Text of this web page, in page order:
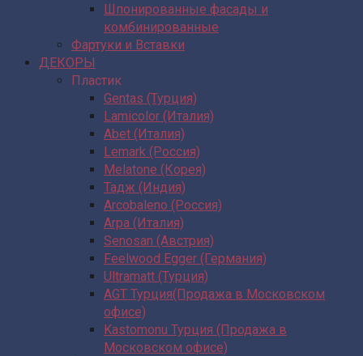
Шпонированные фасады и
комбинированные
Фартуки и Вставки
ДЕКОРЫ
Пластик
Gentas (Турция)
Lamicolor (Италия)
Abet (Италия)
Lemark (Россия)
Melatone (Корея)
Тадж (Индия)
Arcobaleno (Россия)
Arpa (Италия)
Senosan (Австрия)
Feelwood Egger (Германия)
Ultramatt (Турция)
AGT Турция(Продажа в Московском
офисе)
Kastomonu Турция (Продажа в
Московском офисе)